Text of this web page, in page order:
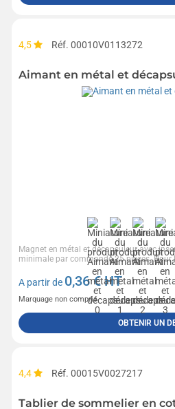
4,5 Réf. 00010V0113272
Aimant en métal et
Magnet en métal et décapsuleur avec
minimale par commande 25 pièces. Pour
A partir de 0,36€ HT
Marquage non compris
OBTENIR UN
4,4 Réf. 00015V0027217
Tablier de sommelier en